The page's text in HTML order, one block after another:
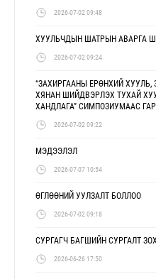
2026-07-02 09:48
ХУУЛЬЧДЫН ШАТРЫН АВАРГА
2026-07-02 09:24
“ЗАХИРГААНЫ ЕРӨНХИЙ
ХЯНАН ШИЙДВЭРЛЭХ ТУХАЙ
ХАНДЛАГА” СИМПОЗИУМААС
2026-07-02 09:22
МЭДЭЭЛЭЛ
2026-07-07 10:54
ӨГЛӨӨНИЙ УУЛЗАЛТ БОЛЛОО
2026-07-02 09:18
СУРГАГЧ БАГШИЙН СУРГАЛТ
2026-06-26 17:50